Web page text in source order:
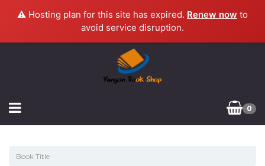
⚠️ Hosting plan for this site has expired. Renew now to
avoid service disruption.
0